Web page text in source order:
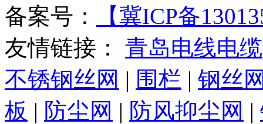
备案号：
【冀ICP备
友情链接： 青岛电线电缆
不锈钢丝网 | 围栏 | 钢丝
板 | 防尘网 | 防风抑尘网 |